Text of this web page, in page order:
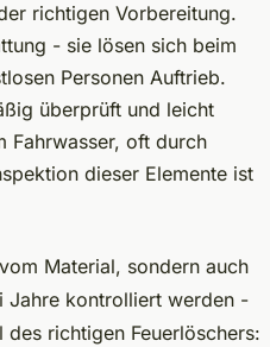
richtigen Vorbereitung.
- sie lösen sich beim
Personen Auftrieb.
überprüft und leicht
Fahrwasser, oft durch
dieser Elemente ist
Material, sondern auch
Jahre kontrolliert werden -
richtigen Feuerlöschers: